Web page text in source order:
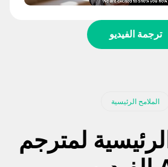
ترجمة الفيديو
الملامح الرئيسية
لمترجم